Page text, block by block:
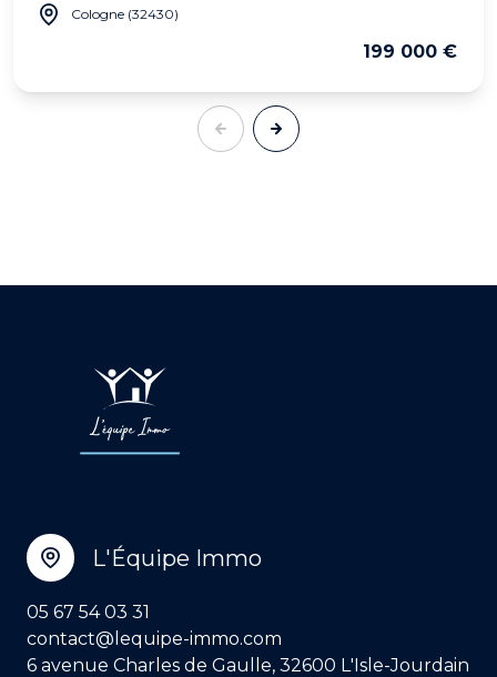
Cologne (32430)
199 000 €
L'Équipe Immo
05 67 54 03 31
contact@lequipe-immo.com
6 avenue Charles de Gaulle, 32600 L'Isle-Jourdain